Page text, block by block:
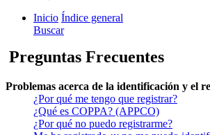
Inicio Índice general
Buscar
Preguntas Frecuentes
Problemas acerca de la identificación y el
¿Por qué me tengo que registrar?
¿Qué es COPPA? (APPCO)
¿Por qué no puedo registrarme?